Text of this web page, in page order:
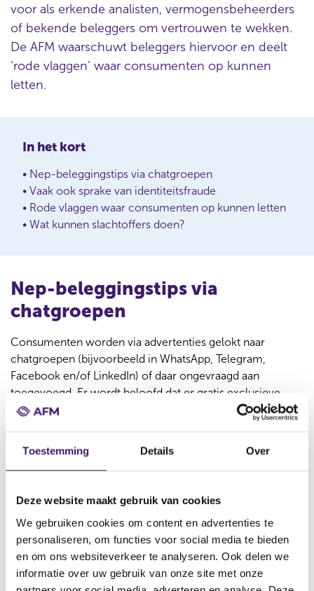
Toestemming Details Over
Deze website maakt gebruik van cookies
We gebruiken cookies om content en advertenties te
personaliseren, om functies voor social media te bieden
en om ons websiteverkeer te analyseren. Ook delen we
informatie over uw gebruik van onze site met onze
voor als erkende analisten, vermogensbeheerders
of bekende beleggers om vertrouwen te wekken.
De AFM waarschuwt beleggers hiervoor en deelt
‘rode vlaggen’ waar consumenten op kunnen
letten.
In het kort
• Nep-beleggingstips via chatgroepen
• Vaak ook sprake van identiteitsfraude
• Rode vlaggen waar consumenten op kunnen letten
• Wat kunnen slachtoffers doen?
Nep-beleggingstips via
chatgroepen
Consumenten worden via advertenties gelokt naar
chatgroepen (bijvoorbeeld in WhatsApp, Telegram,
Facebook en/of LinkedIn) of daar ongevraagd aan
toegevoegd. Er wordt beloofd dat er gratis exclusieve
beleggingstips worden gedeeld in deze besloten groepen.
Deelnemers worden aangemoedigd om te beleggen in
grote financiële verliezen.
Vaak ook sprake van
identiteitsfraude
Regelmatig worden in de groepen tips gegeven uit naam
van bekende beleggingsadviseurs of gerenommeerde
marktpartijen om vertrouwen te wekken. Dit is nep, er is